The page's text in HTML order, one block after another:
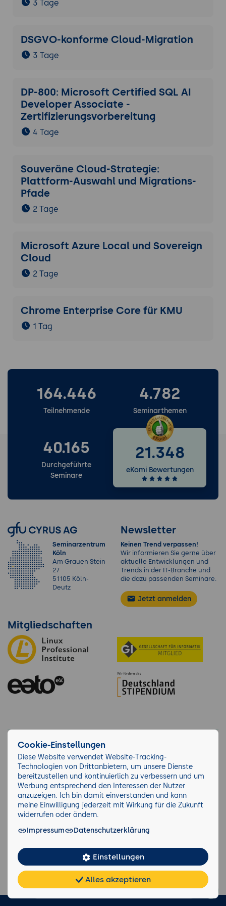
3 Tage
DSGVO-konforme Cloud-Migration
3 Tage
DP-800: Microsoft Certified SQL AI
Developer Associate -
Zertifizierungsvorbereitung
4 Tage
Souveräne Cloud-Strategie:
Plattform-Auswahl und Migrations-
Pfade
2 Tage
Microsoft Azure Local und Sovereign
Cloud
2 Tage
Chrome Enterprise Core für KMU
1 Tag
164.446
Teilnehmende
4.782
Seminarthemen
40.165
Durchgeführte
Seminare
21.348
eKomi Bewertungen
Seminarzentrum
Köln
Am Grauen Stein
27
51105 Köln-
Deutz
Newsletter
Keinen Trend verpassen!
Wir informieren Sie gerne über
aktuelle Entwicklungen und
Trends in der IT-Branche und
die dazu passenden Seminare.
Jetzt anmelden
Mitgliedschaften
Über 10.280 Unternehmen lernen bei der
GFU
Teilen FAQ Cookies
Cookie-Einstellungen
Diese Website verwendet Website-Tracking-
Technologien von Drittanbietern, um unsere Dienste
bereitzustellen und kontinuierlich zu verbessern und um
Werbung entsprechend den Interessen der Nutzer
anzuzeigen. Ich bin damit einverstanden und kann
meine Einwilligung jederzeit mit Wirkung für die Zukunft
widerrufen oder ändern.
Impressum
Datenschutzerklärung
Einstellungen
Alles akzeptieren